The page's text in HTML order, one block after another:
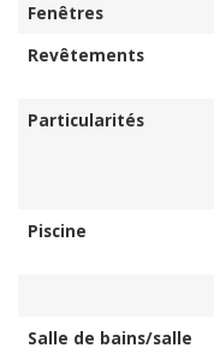
Fenêtres
Revêtements
Particularités
Piscine
Salle de bains/salle